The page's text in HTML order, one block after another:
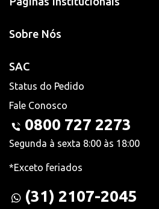
Sobre Nós
SAC
Status do Pedido
Fale Conosco
0800 727 2273
Segunda à sexta 8:00 às 18:00
*Exceto feriados
(31) 2107-2045